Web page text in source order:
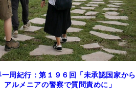
周紀行：第１９６回「未承認国家から
ルメニアの警察で質問責めに」